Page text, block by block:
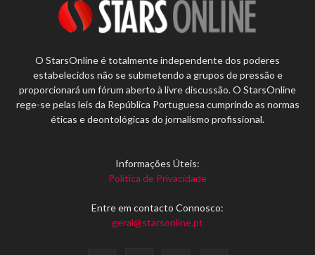
O StarsOnline é totalmente independente dos poderes
estabelecidos não se submetendo a grupos de pressão e
proporcionará um fórum aberto à livre discussão. O StarsOnline
rege-se pelas leis da República Portuguesa cumprindo as normas
éticas e deontológicas do jornalismo profissional.
Informações Úteis:
Política de Privacidade
Entre em contacto Connosco:
geral@starsonline.pt